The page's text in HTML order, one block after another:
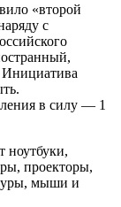
«второй
с
Инициатива
в силу — 1
ноутбуки,
проекторы,
мыши и